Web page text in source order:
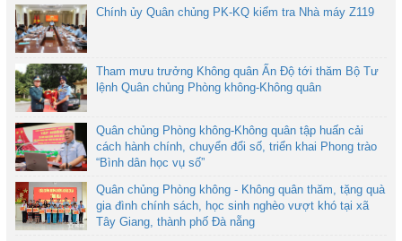
Chính ủy Quân chủng PK-KQ kiểm tra Nhà máy Z119
Tham mưu trưởng Không quân Ấn Độ tới thăm Bộ Tư
lệnh Quân chủng Phòng không-Không quân
Quân chủng Phòng không-Không quân tập huấn cải
cách hành chính, chuyển đổi số, triển khai Phong trào
“Bình dân học vụ số”
Quân chủng Phòng không - Không quân thăm, tặng quà
gia đình chính sách, học sinh nghèo vượt khó tại xã
Tây Giang, thành phố Đà nẵng